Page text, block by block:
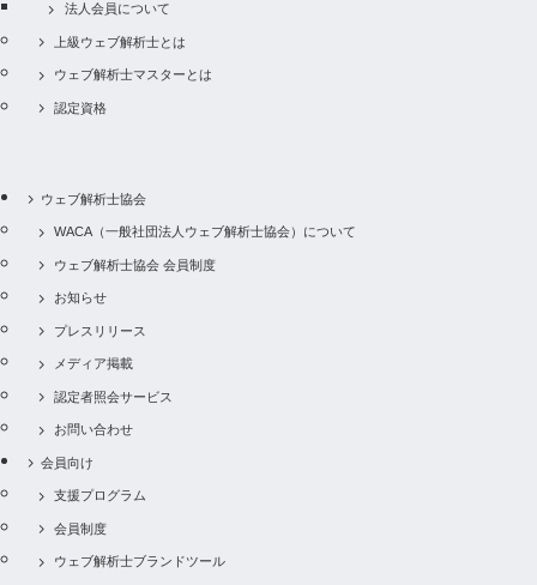
法人会員について
上級ウェブ解析士とは
ウェブ解析士マスターとは
認定資格
ウェブ解析士協会
WACA（一般社団法人ウェブ解析士協会）について
ウェブ解析士協会 会員制度
お知らせ
プレスリリース
メディア掲載
認定者照会サービス
お問い合わせ
会員向け
支援プログラム
会員制度
ウェブ解析士ブランドツール